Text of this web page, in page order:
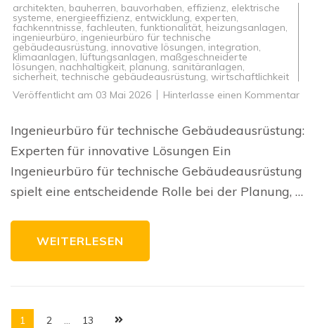
architekten bauherren bauvorhaben effizienz elektrische
systeme energieeffizienz entwicklung experten
fachkenntnisse fachleuten funktionalität heizungsanlagen
ingenieurbüro ingenieurbüro für technische
gebäudeausrüstung innovative lösungen integration
klimaanlagen lüftungsanlagen maßgeschneiderte
lösungen ,nachhaltigkeit planung sanitäranlagen
sicherheit technische gebäudeausrüstung wirtschaftlichkeit
Veröffentlicht am 03 Mai 2026 Hinterlasse einen Kommentarzu
Ingenieurbüro für technische Gebäudeausrüstung:
Experten für innovative Lösungen Ein
Ingenieurbüro für technische Gebäudeausrüstung
spielt eine entscheidende Rolle bei der Planung, …
WEITERLESEN
Seitennummerierung
Seite
1 Seite
2 Seite
13